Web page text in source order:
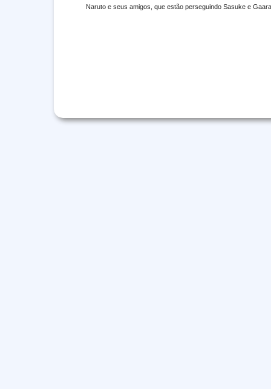
Naruto e seus amigos, que estão perseguindo Sasuke e